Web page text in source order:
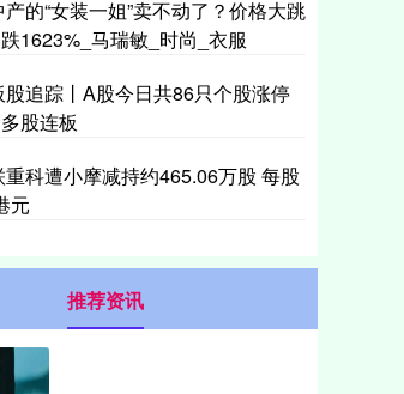
的“女装一姐”卖不动了？价格大跳
1623%_马瑞敏_时尚_衣服
追踪丨A股今日共86只个股涨停
股连板
科遭小摩减持约465.06万股 每股
元
推荐资讯